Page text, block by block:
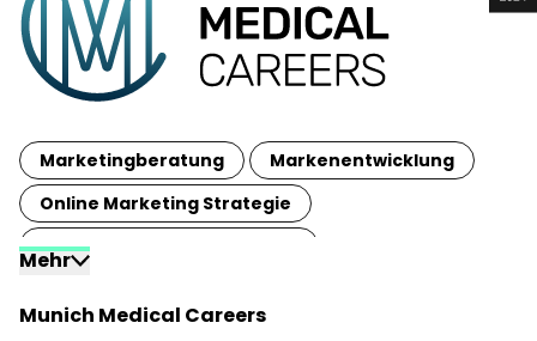
Marketingberatung
Marken­entwicklung
Online Marketing Strategie
Full-Service-Werbeagentur
Mehr
Munich Medical Careers